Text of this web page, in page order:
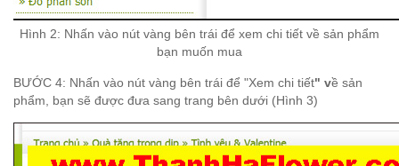
Hình 2: Nhấn vào nút vàng bên trái để xem chi tiết về sản phẩm
bạn muốn mua
BƯỚC 4: Nhấn vào nút vàng bên trái để "Xem chi tiết" về sản
phẩm, bạn sẽ được đưa sang trang bên dưới (Hình 3)